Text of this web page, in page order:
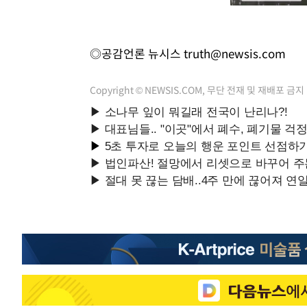
◎공감언론 뉴시스 truth@newsis.com
Copyright © NEWSIS.COM, 무단 전재 및 재배포 금지